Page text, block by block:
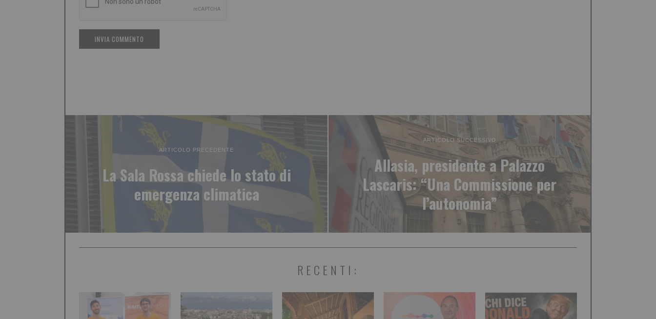
ARTICOLO PRECEDENTE
La Sala Rossa chiede lo stato di
emergenza climatica
ARTICOLO SUCCESSIVO
Allasia, presidente a Palazzo
Lascaris: “Una Commissione per
l’autonomia”
RECENTI: